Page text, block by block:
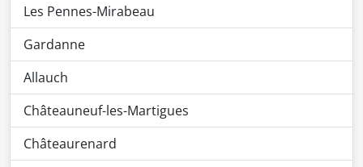
Les Pennes-Mirabeau
Gardanne
Allauch
Châteauneuf-les-Martigues
Châteaurenard